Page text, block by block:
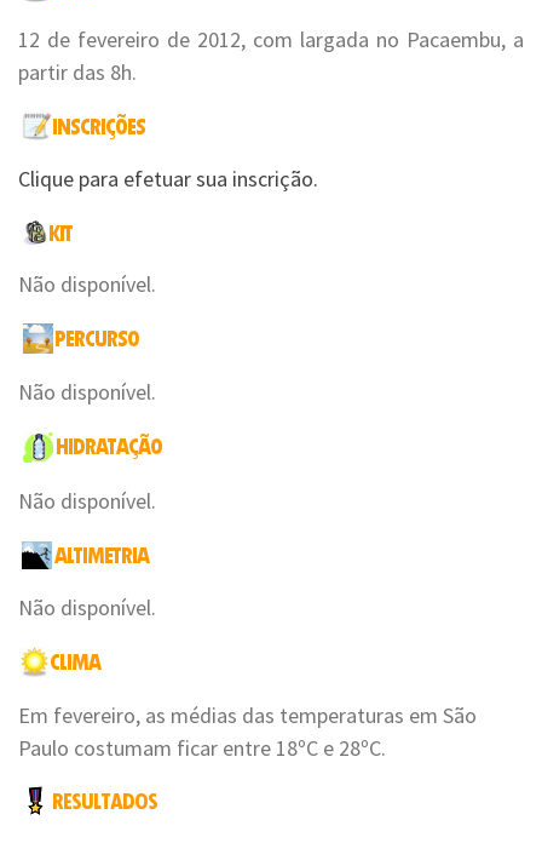
12 de fevereiro de 2012, com largada no Pacaembu, a
partir das 8h.
Clique para efetuar sua inscrição.
Não disponível.
Não disponível.
Não disponível.
Não disponível.
Em fevereiro, as médias das temperaturas em São
Paulo costumam ficar entre 18ºC e 28ºC.